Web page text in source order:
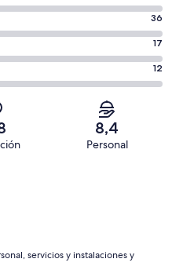
36
17
12
8,4
Personal
servicios y instalaciones y